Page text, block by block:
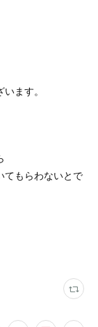
ます。
てもらわないとで